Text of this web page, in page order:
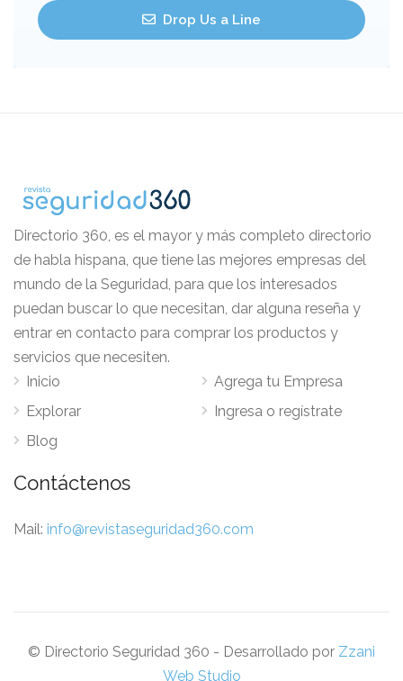
Drop Us a Line
Directorio 360, es el mayor y más completo directorio
de habla hispana, que tiene las mejores empresas del
mundo de la Seguridad, para que los interesados
puedan buscar lo que necesitan, dar alguna reseña y
entrar en contacto para comprar los productos y
servicios que necesiten.
Inicio
Explorar
Blog
Agrega tu Empresa
Ingresa o regístrate
Contáctenos
Mail: info@revistaseguridad360.com
© Directorio Seguridad 360 - Desarrollado por Zzani
Web Studio